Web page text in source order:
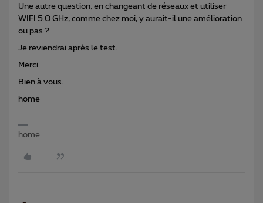
Une autre question, en changeant de réseaux et utiliser
WIFI 5.0 GHz, comme chez moi, y aurait-il une amélioration
ou pas ?
Je reviendrai après le test.
Merci.
Bien à vous.
home
home